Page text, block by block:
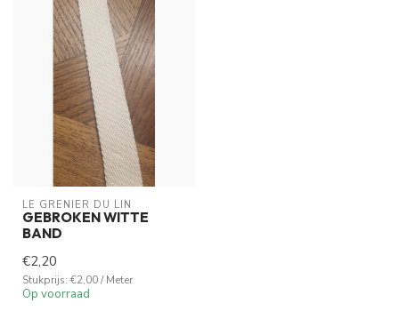
LE GRENIER DU LIN
GEBROKEN WITTE
BAND
€2,20
Stukprijs: €2,00 / Meter
Op voorraad